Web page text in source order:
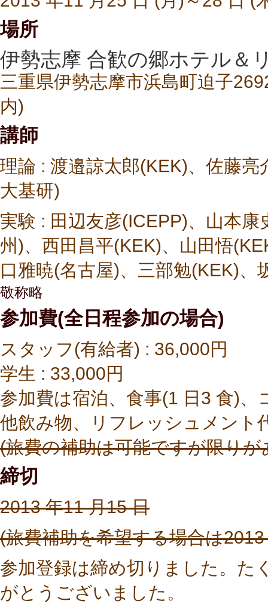
場所
伊勢志摩 合歓の郷ホテル＆
三重県伊勢志摩市浜島町迫子
内)
講師
理論 : 渡邉諒太郎(KEK)、佐藤亮
大基研)
実験 : 田辺友彦(ICEPP)、山本
州)、西田昌平(KEK)、山田悟
口雅暁(名古屋)、三部勉(KEK)、
敬称略
参加費(全日程参加の場合)
スタッフ(有給者) : 36,000円
学生 : 33,000円
参加費は宿泊、食事(1 日3 食)、
他飲み物、リフレッシュメント
(旅費の補助は可能ですが限りが
締切
2013 年11 月15 日
(旅費補助を希望する場合は
参加登録は締め切りました。た
がとうございました。